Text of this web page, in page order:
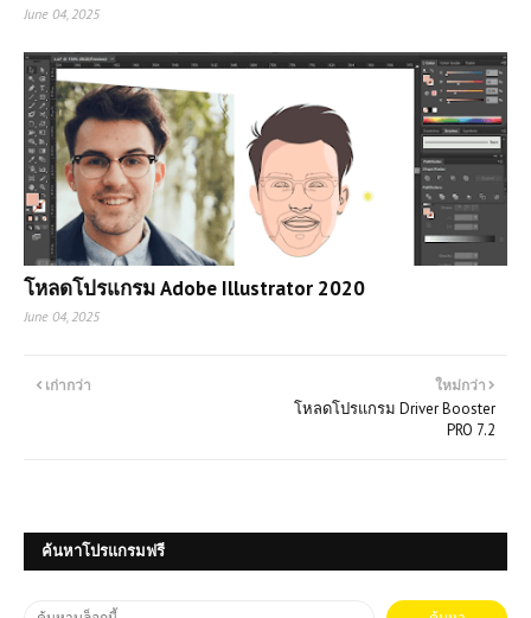
June 04, 2025
โหลดโปรแกรม Adobe Illustrator 2020
June 04, 2025
ใหม่กว่า
โหลดโปรแกรม Driver Booster
PRO 7.2
เก่ากว่า
ค้นหาโปรแกรมฟรี